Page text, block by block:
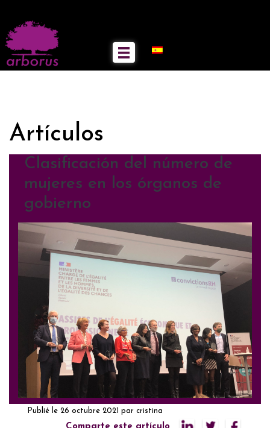
Artículos
Clasificación del número de
mujeres en los órganos de
gobierno
Publié le 26 octubre 2021 par cristina